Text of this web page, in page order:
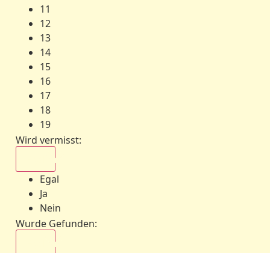
11
12
13
14
15
16
17
18
19
Wird vermisst:
Egal
Ja
Nein
Wurde Gefunden: